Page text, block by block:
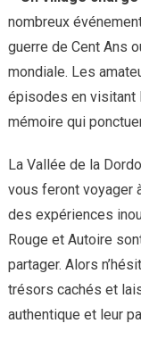
nombreux
guerre de Cent Ans
mondiale. Les
épisodes en visitant
mémoire qui
La Vallée de la
vous feront voyager
des expériences
Rouge et Autoire
partager. Alors
trésors cachés et
authentique et leur